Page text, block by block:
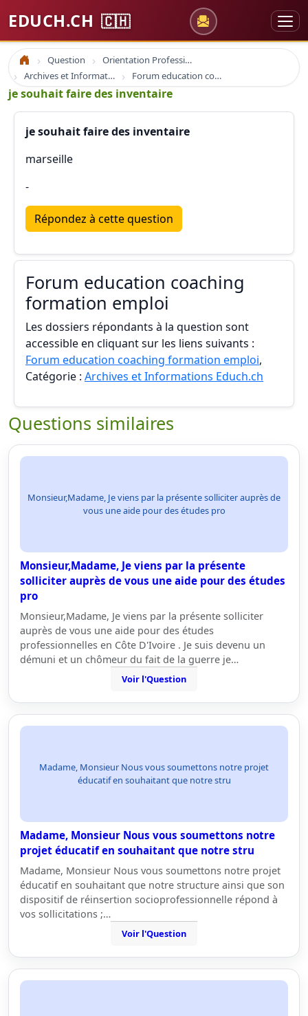
EDUCH.CH 🇨🇭
Accueil Question
Orientation Professionnelle
Archives et Informations Educh.ch
Forum education coaching formation emploi
je souhait faire des inventaire
je souhait faire des inventaire
marseille
-
Répondez à cette question
Forum education coaching
formation emploi
Les dossiers répondants à la question sont
accessible en cliquant sur les liens suivants :
Forum education coaching formation emploi,
Catégorie : Archives et Informations Educh.ch
Questions similaires
Monsieur,Madame, Je viens par la présente solliciter auprès de
vous une aide pour des études pro
Monsieur,Madame, Je viens par la présente
solliciter auprès de vous une aide pour des études
pro
Monsieur,Madame, Je viens par la présente solliciter
auprès de vous une aide pour des études
professionnelles en Côte D'Ivoire . Je suis devenu un
démuni et un chômeur du fait de la guerre je…
Voir l'Question
Madame, Monsieur Nous vous soumettons notre projet
éducatif en souhaitant que notre stru
Madame, Monsieur Nous vous soumettons notre
projet éducatif en souhaitant que notre stru
Madame, Monsieur Nous vous soumettons notre projet
éducatif en souhaitant que notre structure ainsi que son
dispositif de réinsertion socioprofessionnelle répond à
vos sollicitations ;…
Voir l'Question